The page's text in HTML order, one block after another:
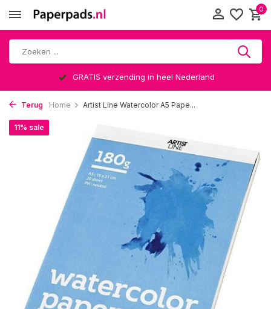
0
GRATIS verzending in heel Nederland
Terug Home Artist Line Watercolor A5 Pape...
11% sale